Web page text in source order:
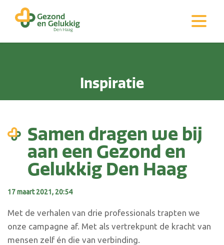
Inspiratie
Samen dragen we bij
aan een Gezond en
Gelukkig Den Haag
17 maart 2021, 20:54
Met de verhalen van drie professionals trapten we
onze campagne af. Met als vertrekpunt de kracht van
mensen zelf én die van verbinding.